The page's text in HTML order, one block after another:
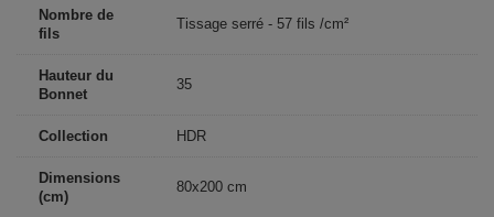
Nombre de
fils
Tissage serré - 57 fils /cm²
Hauteur du
Bonnet
35
Collection HDR
Dimensions
(cm)
80x200 cm